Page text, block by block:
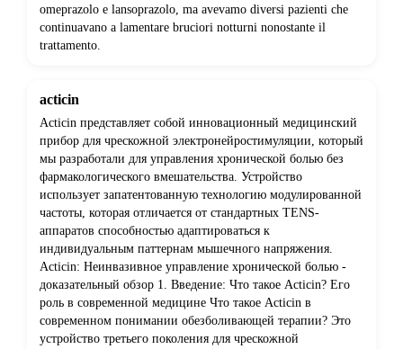
omeprazolo e lansoprazolo, ma avevamo diversi pazienti che
continuavano a lamentare bruciori notturni nonostante il
trattamento.
acticin
Acticin представляет собой инновационный медицинский
прибор для чрескожной электронейростимуляции, который
мы разработали для управления хронической болью без
фармакологического вмешательства. Устройство
использует запатентованную технологию модулированной
частоты, которая отличается от стандартных TENS-
аппаратов способностью адаптироваться к
индивидуальным паттернам мышечного напряжения.
Acticin: Неинвазивное управление хронической болью -
доказательный обзор 1. Введение: Что такое Acticin? Его
роль в современной медицине Что такое Acticin в
современном понимании обезболивающей терапии? Это
устройство третьего поколения для чрескожной